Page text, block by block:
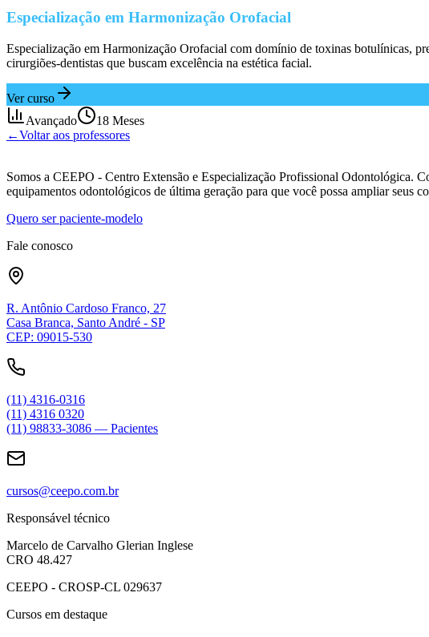
Especialização em Harmonização Orofacial
Especialização em Harmonização Orofacial com domínio de toxinas botulínicas,
cirurgiões-dentistas que buscam excelência na estética facial.
Ver curso
Avançado
18 Meses
←Voltar aos professores
Somos a CEEPO - Centro Extensão e Especialização Profissional Odontológica.
equipamentos odontológicos de última geração para que você possa ampliar seus
Quero ser paciente-modelo
Fale conosco
R. Antônio Cardoso Franco, 27
Casa Branca, Santo André - SP
CEP: 09015-530
(11) 4316-0316
(11) 4316 0320
(11) 98833-3086 — Pacientes
cursos@ceepo.com.br
Responsável técnico
Marcelo de Carvalho Glerian Inglese
CRO 48.427
CEEPO - CROSP-CL 029637
Cursos em destaque